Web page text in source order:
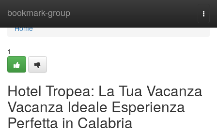
bookmark-group
Home
Home
1
Hotel Tropea: La Tua Vacanza
Vacanza Ideale Esperienza
Perfetta in Calabria